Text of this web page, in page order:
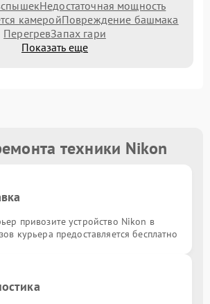
Недостаточная мощность
камеройПовреждение башмака
ПерегревЗапах гари
Показать еще
техники Nikon
привозите устройство Nikon в
курьера предоставляется бесплатно